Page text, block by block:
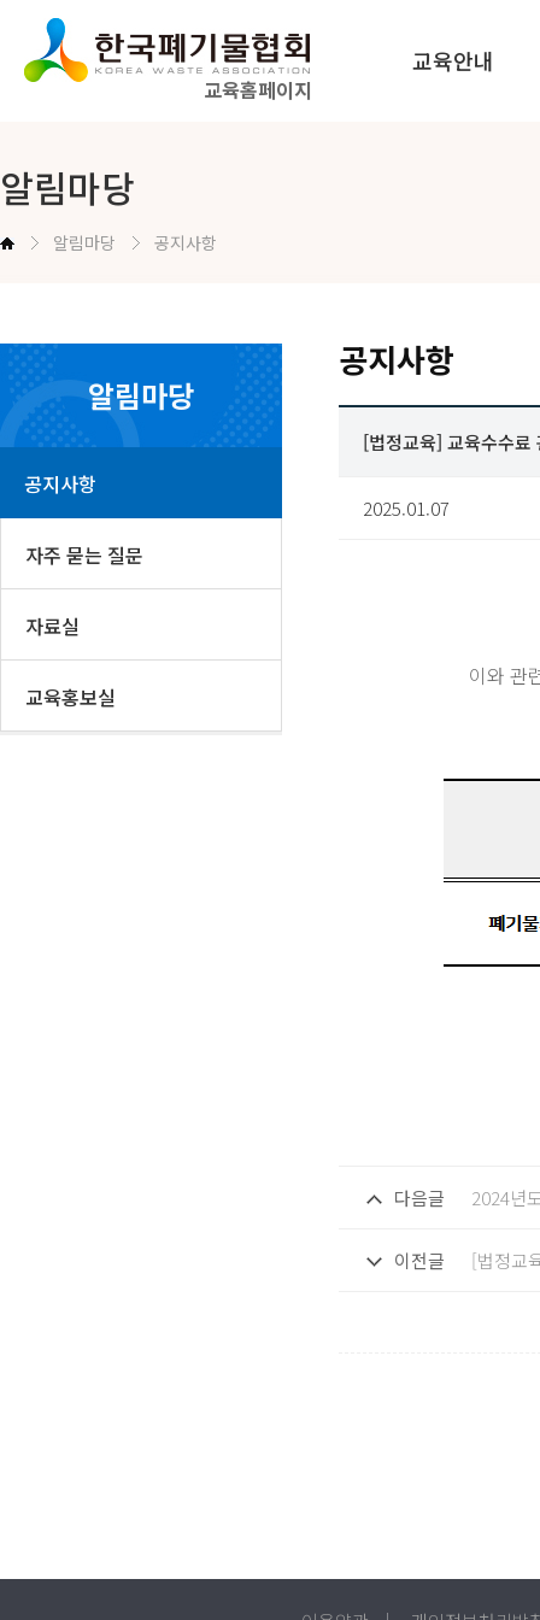
교육홈페이지
교육안내
알림마당
알림마당 공지사항
알림마당
공지사항
자주 묻는 질문
자료실
교육홍보실
공지사항
[법정교육] 교육수수
2025.01.07
이와 관
다음글 2024년
이전글 [법정교